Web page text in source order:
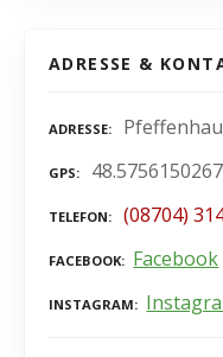
ADRESSE &
ADRESSE
GPS
TELEFON (08704)
FACEBOOK Facebook
INSTAGRAM